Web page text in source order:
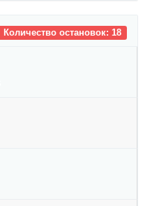
Количество остановок: 18